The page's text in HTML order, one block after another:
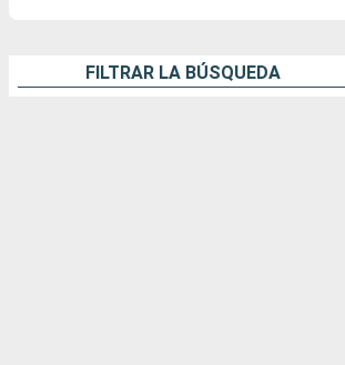
FILTRAR LA BÚSQUEDA